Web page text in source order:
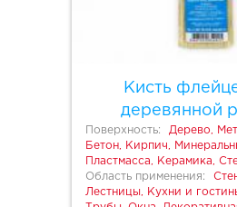
Кисть
деревянной
Поверхность:
Дерево,
Бетон, Кирпич,
Пластмасса, Керамика,
Область применения:
Лестницы, Кухни и